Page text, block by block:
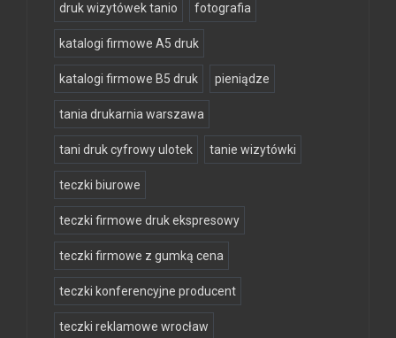
druk wizytówek tanio fotografia
katalogi firmowe A5 druk
katalogi firmowe B5 druk pieniądze
tania drukarnia warszawa
tani druk cyfrowy ulotek tanie wizytówki
teczki biurowe
teczki firmowe druk ekspresowy
teczki firmowe z gumką cena
teczki konferencyjne producent
teczki reklamowe wrocław